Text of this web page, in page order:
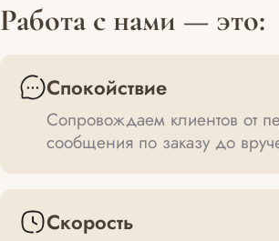
Работа с нами — это:
Спокойствие
Сопровождаем клиентов от
сообщения по заказу до
Скорость